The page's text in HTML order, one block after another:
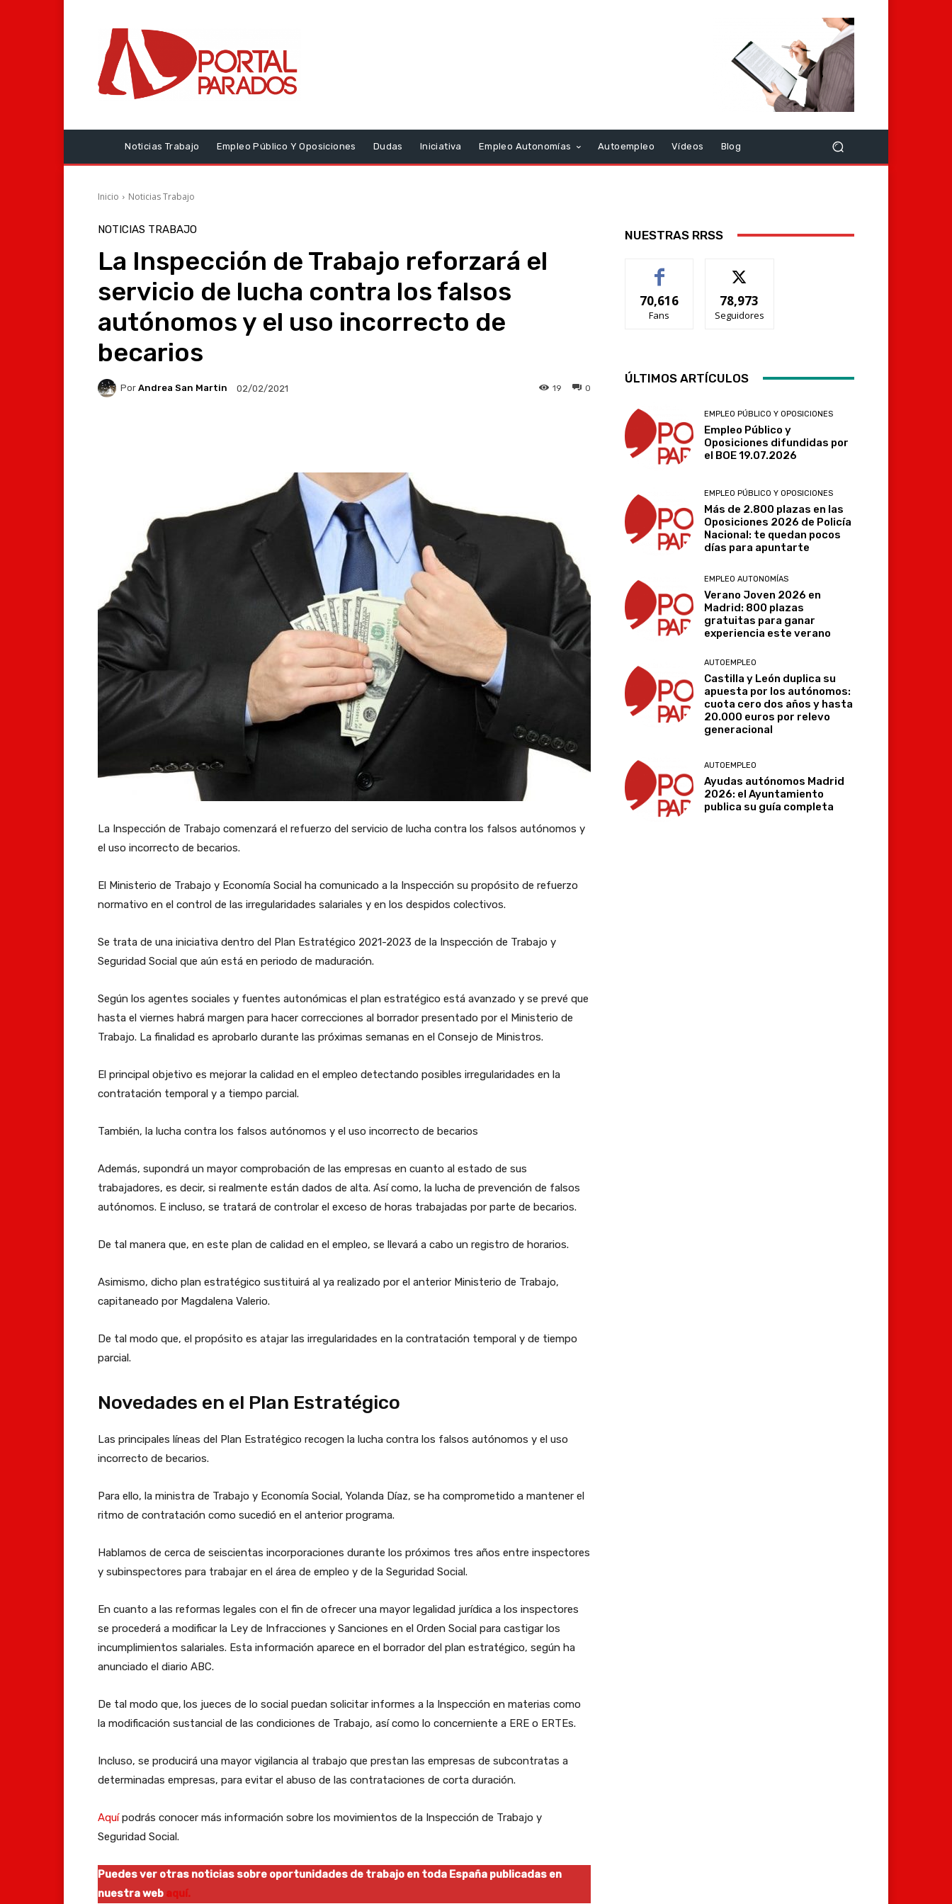
Noticias Trabajo Empleo Público Y Oposiciones Dudas Iniciativa Empleo Autonomías Autoempleo Vídeos Blog
Inicio Noticias Trabajo
NOTICIAS TRABAJO
La Inspección de Trabajo reforzará el
servicio de lucha contra los falsos
autónomos y el uso incorrecto de
becarios
Por Andrea San Martin 02/02/2021 0
19
Telegram
La Inspección de Trabajo comenzará el refuerzo del servicio de lucha contra los falsos autónomos y
el uso incorrecto de becarios.
El Ministerio de Trabajo y Economía Social ha comunicado a la Inspección su propósito de refuerzo
normativo en el control de las irregularidades salariales y en los despidos colectivos.
Se trata de una iniciativa dentro del Plan Estratégico 2021-2023 de la Inspección de Trabajo y
Seguridad Social que aún está en periodo de maduración.
Según los agentes sociales y fuentes autonómicas el plan estratégico está avanzado y se prevé que
hasta el viernes habrá margen para hacer correcciones al borrador presentado por el Ministerio de
Trabajo. La finalidad es aprobarlo durante las próximas semanas en el Consejo de Ministros.
El principal objetivo es mejorar la calidad en el empleo detectando posibles irregularidades en la
contratación temporal y a tiempo parcial.
También, la lucha contra los falsos autónomos y el uso incorrecto de becarios
Además, supondrá un mayor comprobación de las empresas en cuanto al estado de sus
trabajadores, es decir, si realmente están dados de alta. Así como, la lucha de prevención de falsos
autónomos. E incluso, se tratará de controlar el exceso de horas trabajadas por parte de becarios.
De tal manera que, en este plan de calidad en el empleo, se llevará a cabo un registro de horarios.
Asimismo, dicho plan estratégico sustituirá al ya realizado por el anterior Ministerio de Trabajo,
capitaneado por Magdalena Valerio.
De tal modo que, el propósito es atajar las irregularidades en la contratación temporal y de tiempo
parcial.
Novedades en el Plan Estratégico
Las principales líneas del Plan Estratégico recogen la lucha contra los falsos autónomos y el uso
incorrecto de becarios.
Para ello, la ministra de Trabajo y Economía Social, Yolanda Díaz, se ha comprometido a mantener el
ritmo de contratación como sucedió en el anterior programa.
Hablamos de cerca de seiscientas incorporaciones durante los próximos tres años entre inspectores
y subinspectores para trabajar en el área de empleo y de la Seguridad Social.
En cuanto a las reformas legales con el fin de ofrecer una mayor legalidad jurídica a los inspectores
se procederá a modificar la Ley de Infracciones y Sanciones en el Orden Social para castigar los
incumplimientos salariales. Esta información aparece en el borrador del plan estratégico, según ha
anunciado el diario ABC.
De tal modo que, los jueces de lo social puedan solicitar informes a la Inspección en materias como
la modificación sustancial de las condiciones de Trabajo, así como lo concerniente a ERE o ERTEs.
Incluso, se producirá una mayor vigilancia al trabajo que prestan las empresas de subcontratas a
determinadas empresas, para evitar el abuso de las contrataciones de corta duración.
Aquípodrás conocer más información sobre los movimientos de la Inspección de Trabajo y
Seguridad Social.
Puedes ver otras noticias sobre oportunidades de trabajo en toda España publicadas en
nuestra web aquí.
NUESTRAS RRSS
70,616
Fans
78,973
Seguidores
ÚLTIMOS ARTÍCULOS
EMPLEO PÚBLICO Y OPOSICIONES
Empleo Público y
Oposiciones difundidas por
el BOE 19.07.2026
EMPLEO PÚBLICO Y OPOSICIONES
Más de 2.800 plazas en las
Oposiciones 2026 de Policía
Nacional: te quedan pocos
días para apuntarte
EMPLEO AUTONOMÍAS
Verano Joven 2026 en
Madrid: 800 plazas
gratuitas para ganar
experiencia este verano
AUTOEMPLEO
Castilla y León duplica su
apuesta por los autónomos:
cuota cero dos años y hasta
20.000 euros por relevo
generacional
AUTOEMPLEO
Ayudas autónomos Madrid
2026: el Ayuntamiento
publica su guía completa